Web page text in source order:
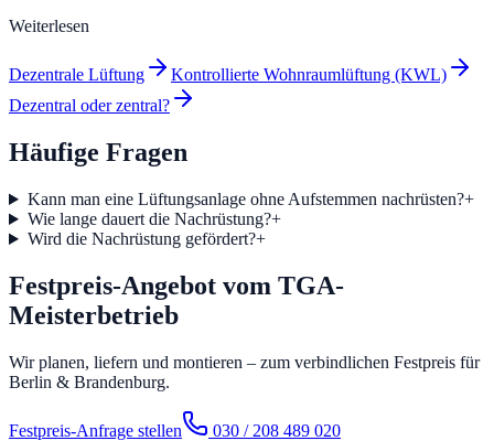
Weiterlesen
Dezentrale Lüftung
Kontrollierte Wohnraumlüftung (KWL)
Dezentral oder zentral?
Häufige Fragen
Kann man eine Lüftungsanlage ohne Aufstemmen nachrüsten?+
Wie lange dauert die Nachrüstung?+
Wird die Nachrüstung gefördert?+
Festpreis-Angebot vom TGA-
Meisterbetrieb
Wir planen, liefern und montieren – zum verbindlichen Festpreis für
Berlin & Brandenburg.
Festpreis-Anfrage stellen 030 / 208 489 020